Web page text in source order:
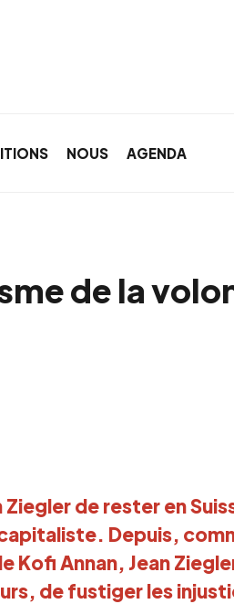
NOUS AGENDA
de la
Ziegler de rester en
Depuis,
Annan, Jean
de fustiger les